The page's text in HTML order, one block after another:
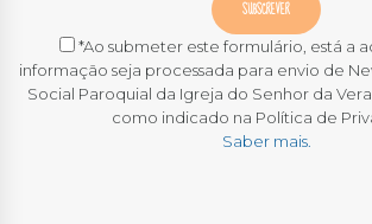
*Ao submeter este formulário, está a
informação seja processada para envio de
Social Paroquial da Igreja do Senhor da
como indicado na Política de
Saber mais.